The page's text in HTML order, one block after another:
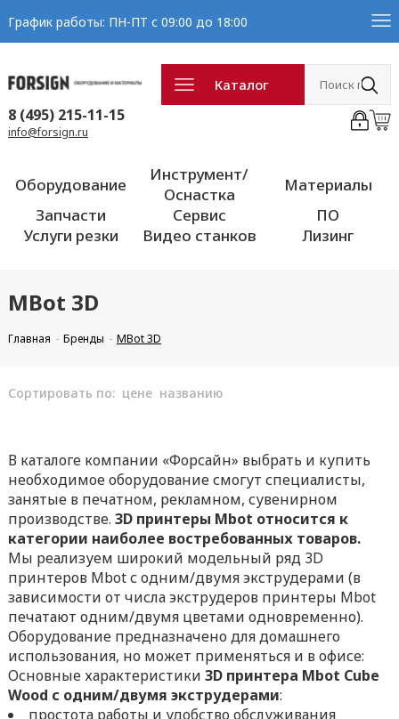
График работы: ПН-ПТ с 09:00 до 18:00
Каталог
8 (495) 215-11-15
info@forsign.ru
Оборудование
Инструмент/
Оснастка
Материалы
Запчасти
Сервис
ПО
Услуги резки
Видео станков Лизинг
MBot 3D
Главная Бренды MBot 3D
Сортировать по: цене названию
В каталоге компании «Форсайн» выбрать и купить
необходимое оборудование смогут специалисты,
занятые в печатном, рекламном, сувенирном
производстве. 3D принтеры Mbot относится к
категории наиболее востребованных товаров.
Мы реализуем широкий модельный ряд 3D
принтеров Mbot с одним/двумя экструдерами (в
зависимости от числа экструдеров принтеры Mbot
печатают одним/двумя цветами одновременно).
Оборудование предназначено для домашнего
использования, но может применяться и в офисе:
Основные характеристики 3D принтера Mbot Cube
Wood с одним/двумя экструдерами:
простота работы и удобство обслуживания